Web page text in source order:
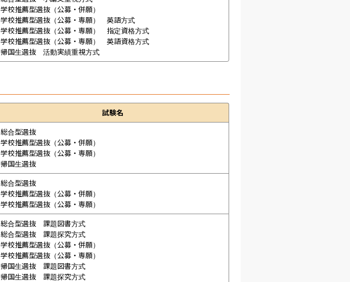
学校推薦型選抜（公募・併願）
学校推薦型選抜（公募・専願）　英語方式
学校推薦型選抜（公募・専願）　指定資格方式
学校推薦型選抜（公募・専願）　英語資格方式
帰国生選抜　活動実績重視方式
試験名
総合型選抜
学校推薦型選抜（公募・併願）
学校推薦型選抜（公募・専願）
帰国生選抜
総合型選抜
学校推薦型選抜（公募・併願）
学校推薦型選抜（公募・専願）
総合型選抜　課題図書方式
総合型選抜　課題探究方式
学校推薦型選抜（公募・併願）
学校推薦型選抜（公募・専願）
帰国生選抜　課題図書方式
帰国生選抜　課題探究方式